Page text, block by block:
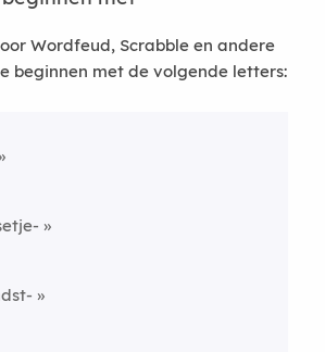
Wordfeud, Scrabble en andere
beginnen met de volgende letters: